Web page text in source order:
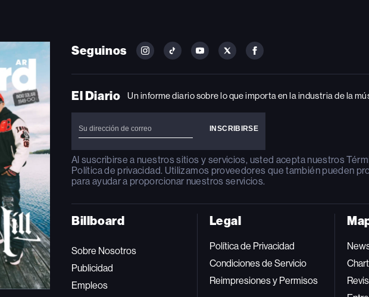
Seguinos
FOLLOW
ON
FOLLOW
ON
FOLLOW
ON
FOLLOW
ON
FOLLOW
ON
El Diario Un informe diario sobre lo que importa en la industria de la
Al suscribirse a nuestros sitios y servicios, usted acepta nuestros
Política de privacidad. Utilizamos proveedores que también pueden
para ayudar a proporcionar nuestros servicios.
Billboard
Sobre Nosotros
Publicidad
Empleos
Legal
Política de Privacidad
Condiciones de Servicio
Reimpresiones y Permisos